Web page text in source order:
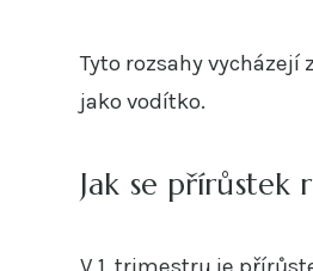
Tyto rozsahy
jako vodítko.
Jak se přírůstek